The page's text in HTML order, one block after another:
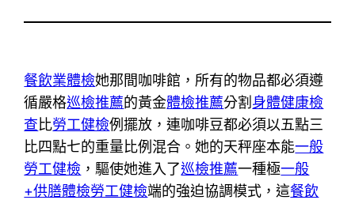
餐飲業體檢她那間咖啡館，所有的物品都必須遵
循嚴格巡檢推薦的黃金體檢推薦分割 身體健康檢
查比勞工健檢例擺放，連咖啡豆都必須以五點三
比四點七的重量比例混合。她的天秤座本能一般
勞工健檢 ，驅使她進入了巡檢推薦一種極一般
+供膳體檢勞工健檢端的強迫協調模式，這餐飲